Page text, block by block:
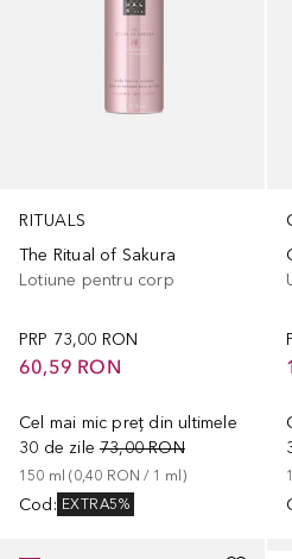
RITUALS
The Ritual of Sakura
Lotiune pentru corp
PRP 73,00 RON
60,59 RON
Cel mai mic preț din ultimele
30 de zile 73,00 RON
150 ml (0,40 RON / 1 ml)
Cod : EXTRA5%